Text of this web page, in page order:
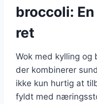
broccoli:
ret
Wok med kylling
der kombinerer
ikke kun hurtig at
fyldt med